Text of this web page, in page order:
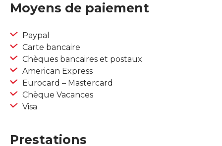
Moyens de paiement
Paypal
Carte bancaire
Chèques bancaires et postaux
American Express
Eurocard – Mastercard
Chèque Vacances
Visa
Prestations